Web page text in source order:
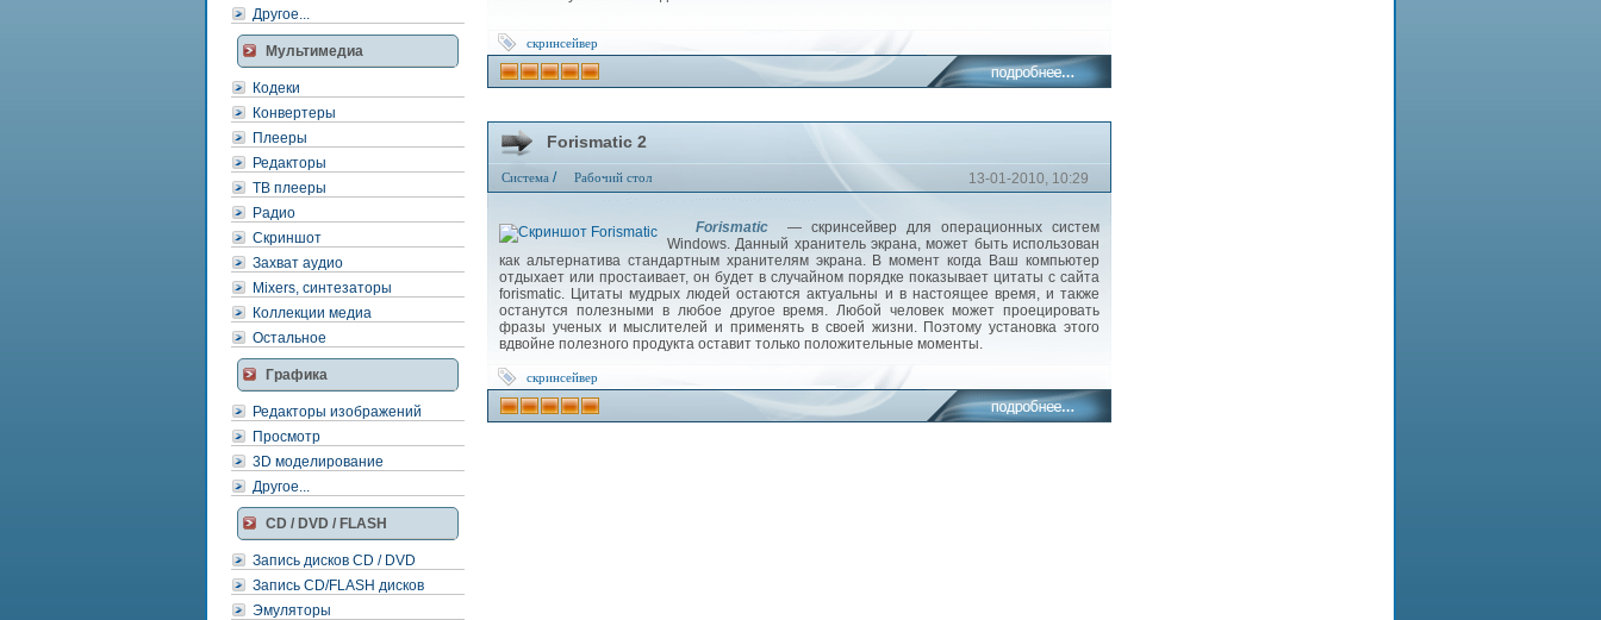
Другое...
Мультимедиа
Кодеки
Конвертеры
Плееры
Редакторы
ТВ плееры
Радио
Скриншот
Захват аудио
Mixers, синтезаторы
Коллекции медиа
Остальное
Графика
Редакторы изображений
Просмотр
3D моделирование
Другое...
CD / DVD / FLASH
Запись дисков CD / DVD
Запись CD/FLASH дисков
Эмуляторы
скринсейвер
Forismatic 2
Система / Рабочий стол 13-01-2010, 10:29
Forismatic — скринсейвер для операционных систем
Windows. Данный хранитель экрана, может быть использован
как альтернатива стандартным хранителям экрана. В момент когда Ваш компьютер
отдыхает или простаивает, он будет в случайном порядке показывает цитаты с сайта
forismatic. Цитаты мудрых людей остаются актуальны и в настоящее время, и также
останутся полезными в любое другое время. Любой человек может проецировать
фразы ученых и мыслителей и применять в своей жизни. Поэтому установка этого
вдвойне полезного продукта оставит только положительные моменты.
скринсейвер